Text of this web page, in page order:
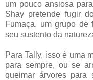
um pouco ansiosa
Shay pretende fugir
Fumaça, um grupo de
seu sustento da
Para Tally, isso é uma
para sempre, ou se
queimar árvores